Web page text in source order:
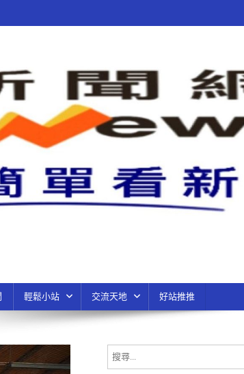
輕鬆小站 交流天地 好站推推